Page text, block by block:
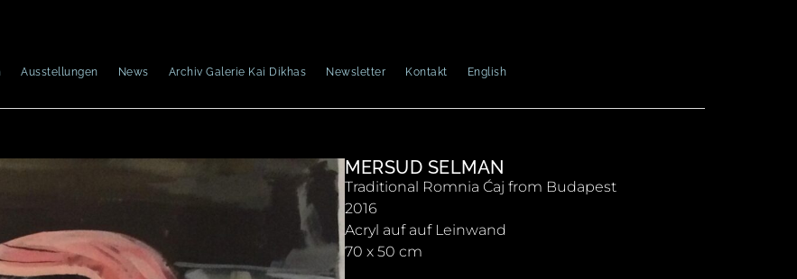
Ausstellungen News Archiv Galerie Kai Dikhas Newsletter Kontakt English
MERSUD SELMAN
Traditional Romnia Ćaj from Budapest
2016
Acryl auf auf Leinwand
70 x 50 cm